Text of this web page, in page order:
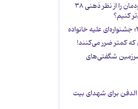
چطور خودمان را از نظر ذهنی ۳۸
کنیم؟
که کمتر ضرر می‌کنند!
شگفتی‌های
الدفن برای شهدای بیت